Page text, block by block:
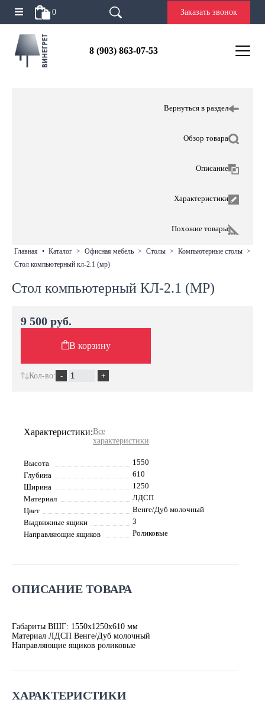
0 Заказать звонок
8 (903) 863-07-53
Вернуться в раздел
Обзор товара
Описание
Характеристики
Похожие товары
главная • каталог > офисная мебель > столы > компьютерные столы >
стол компьютерный кл-2.1 (мр)
Стол компьютерный КЛ-2.1 (МР)
Характеристики:Все
характеристики
Высота
1550
Глубина
610
Ширина
1250
Материал
ЛДСП
Цвет
Венге/Дуб молочный
Выдвижные ящики
3
Направляющие ящиков
Роликовые
ОПИСАНИЕ ТОВАРА
Габариты ВШГ: 1550х1250х610 мм
Материал ЛДСП Венге/Дуб молочный
Направляющие ящиков роликовые
ХАРАКТЕРИСТИКИ
9 500 руб.
В корзину
Кол-во: